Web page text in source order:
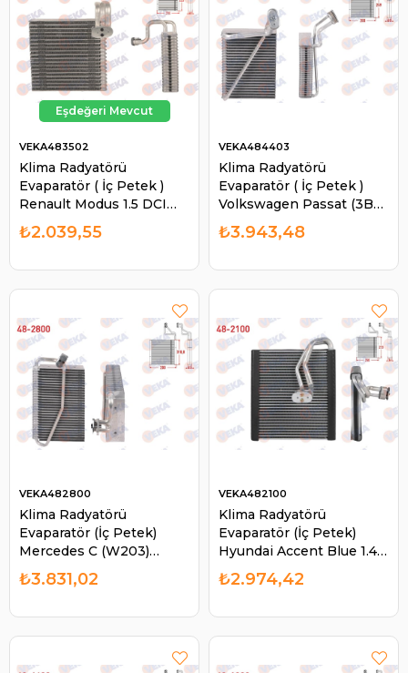
Klima Radyatörü
Evaparatör ( İç Petek )
Renault Modus 1.5 DCI
2004 Dacia Duster 1.5
DCI 2010- Logan 1.5 DCI
VEKA483502
₺2.039,55
Klima Radyatörü
Evaparatör ( İç Petek )
Volkswagen Passat (3B2)
1996-2000 / Passat
Passat (3B3) | VEKA
VEKA484403
₺3.943,48
Klima Radyatörü
Evaparatör (İç Petek)
Mercedes C (W203)
2000-2007 / Clc (CL203)
2008-2011 / Clk (C209)
VEKA482800
₺3.831,02
Klima Radyatörü
Evaparatör (İç Petek)
Hyundai Accent Blue 1.4
Cvvt - 1.6 CRDI 2012- |
VEKA 482100
VEKA482100
₺2.974,42